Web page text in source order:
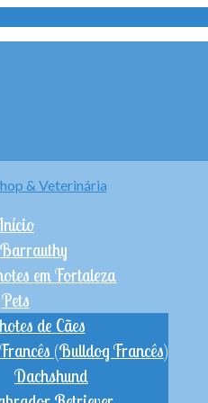
em Fortaleza
Pets
de Cães
(Bulldog Francês)
Dachshund